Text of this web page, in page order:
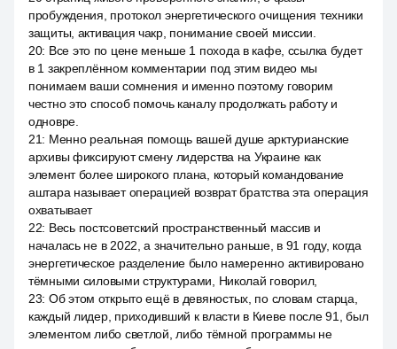
пробуждения, протокол энергетического очищения техники
защиты, активация чакр, понимание своей миссии.
20: Все это по цене меньше 1 похода в кафе, ссылка будет
в 1 закреплённом комментарии под этим видео мы
понимаем ваши сомнения и именно поэтому говорим
честно это способ помочь каналу продолжать работу и
одновре.
21: Менно реальная помощь вашей душе арктурианские
архивы фиксируют смену лидерства на Украине как
элемент более широкого плана, который командование
аштара называет операцией возврат братства эта операция
охватывает
22: Весь постсоветский пространственный массив и
началась не в 2022, а значительно раньше, в 91 году, когда
энергетическое разделение было намеренно активировано
тёмными силовыми структурами, Николай говорил,
23: Об этом открыто ещё в девяностых, по словам старца,
каждый лидер, приходивший к власти в Киеве после 91, был
элементом либо светлой, либо тёмной программы не